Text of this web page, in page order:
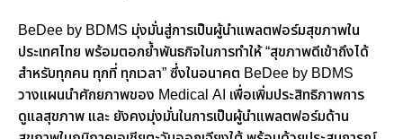
BeDee by BDMS มุ่งมั่นสู่การเป็นผู้นำแพลตฟอร์มสุขภาพใน
ประเทศไทย พร้อมตอกย้ำพันธกิจในการทำให้“สุขภาพดีเข้าถึงได้
สำหรับทุกคน ทุกที่ ทุกเวลา”ซึ่งในอนาคต BeDee by BDMS
วางแผนนำศักยภาพของ Medical AI เพื่อเพิ่มประสิทธิภาพการ
ดูแลสุขภาพ และ ยังคงมุ่งมั่นในการเป็นผู้นำแพลตฟอร์มด้าน